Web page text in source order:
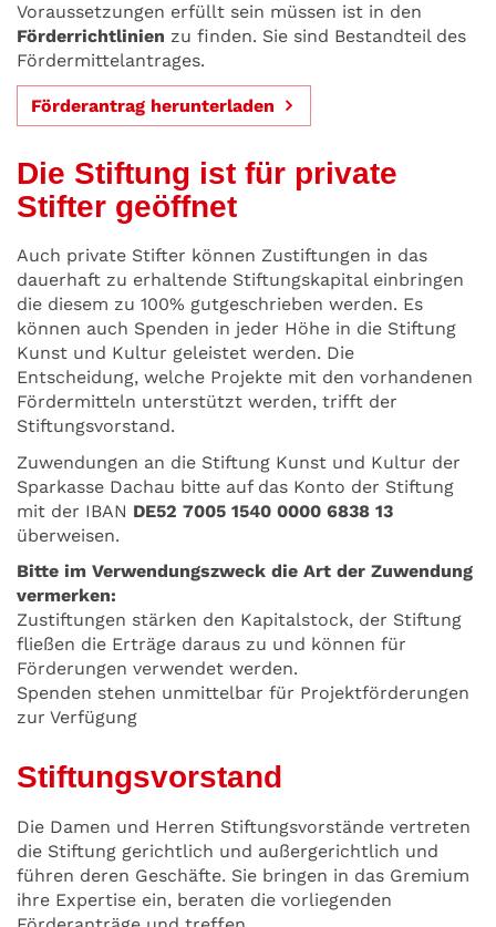
Voraussetzungen erfüllt sein müssen ist in den
Förderrichtlinien zu finden. Sie sind Bestandteil des
Fördermittelantrages.
Förderantrag herunterladen
Die Stiftung ist für private
Stifter geöffnet
Auch private Stifter können Zustiftungen in das
dauerhaft zu erhaltende Stiftungskapital einbringen
die diesem zu 100% gutgeschrieben werden. Es
können auch Spenden in jeder Höhe in die Stiftung
Kunst und Kultur geleistet werden. Die
Entscheidung, welche Projekte mit den vorhandenen
Fördermitteln unterstützt werden, trifft der
Stiftungsvorstand.
Zuwendungen an die Stiftung Kunst und Kultur der
Sparkasse Dachau bitte auf das Konto der Stiftung
mit der IBAN DE52 7005 1540 0000 6838 13
überweisen.
Bitte im Verwendungszweck die Art der Zuwendung
vermerken:
Zustiftungen stärken den Kapitalstock, der Stiftung
fließen die Erträge daraus zu und können für
Förderungen verwendet werden.
Spenden stehen unmittelbar für Projektförderungen
zur Verfügung
Stiftungsvorstand
Die Damen und Herren Stiftungsvorstände vertreten
die Stiftung gerichtlich und außergerichtlich und
führen deren Geschäfte. Sie bringen in das Gremium
ihre Expertise ein, beraten die vorliegenden